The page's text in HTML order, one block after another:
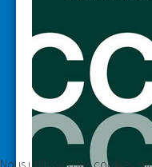
Nous utilisons des cookies